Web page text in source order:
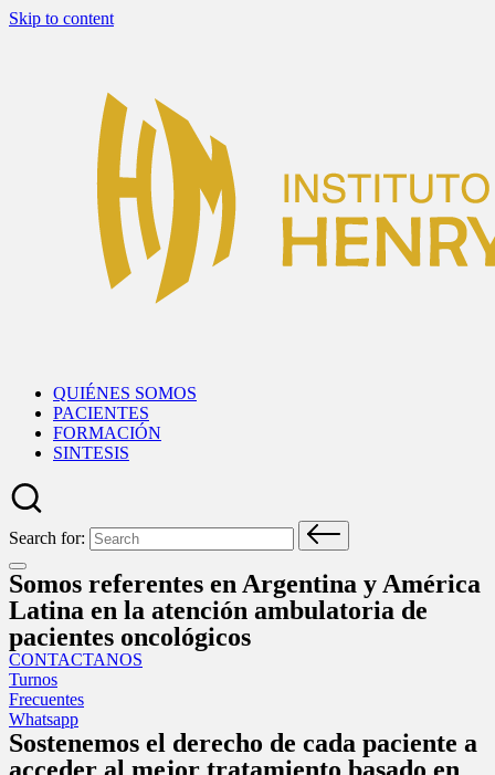
Skip to content
QUIÉNES SOMOS
PACIENTES
FORMACIÓN
SINTESIS
Search for:
Somos referentes en Argentina y América
Latina en la atención ambulatoria de
pacientes oncológicos
CONTACTANOS
Turnos
Frecuentes
Whatsapp
Sostenemos el derecho de cada paciente a